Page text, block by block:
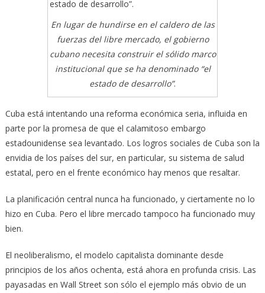
En lugar de hundirse en el caldero de las
fuerzas del libre mercado, el gobierno
cubano necesita construir el sólido marco
institucional que se ha denominado “el
estado de desarrollo”.
Cuba está intentando una reforma económica seria, influida en
parte por la promesa de que el calamitoso embargo
estadounidense sea levantado. Los logros sociales de Cuba son la
envidia de los países del sur, en particular, su sistema de salud
estatal, pero en el frente económico hay menos que resaltar.
La planificación central nunca ha funcionado, y ciertamente no lo
hizo en Cuba. Pero el libre mercado tampoco ha funcionado muy
bien.
El neoliberalismo, el modelo capitalista dominante desde
principios de los años ochenta, está ahora en profunda crisis. Las
payasadas en Wall Street son sólo el ejemplo más obvio de un